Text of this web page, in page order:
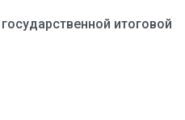
итоговой